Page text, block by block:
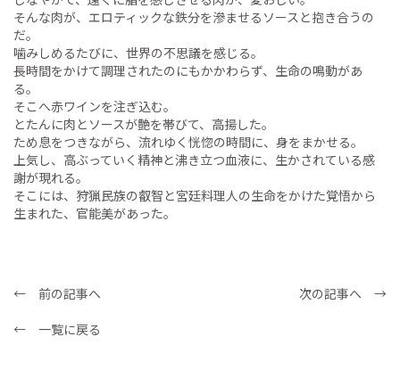
そんな肉が、エロティックな鉄分を滲ませるソースと抱き合うの
だ。
噛みしめるたびに、世界の不思議を感じる。
長時間をかけて調理されたのにもかかわらず、生命の鳴動があ
る。
そこへ赤ワインを注ぎ込む。
とたんに肉とソースが艶を帯びて、高揚した。
ため息をつきながら、流れゆく恍惚の時間に、身をまかせる。
上気し、高ぶっていく精神と沸き立つ血液に、生かされている感
謝が現れる。
そこには、狩猟民族の叡智と宮廷料理人の生命をかけた覚悟から
生まれた、官能美があった。
← 前の記事へ
次の記事へ →
← 一覧に戻る